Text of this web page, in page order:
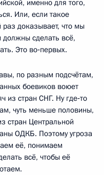
именно для того,
Или, если такое
раз доказывает, что мы
сделать всё,
Это во‑первых.
по разным подсчётам,
боевиков воюет
из стран СНГ. Ну где‑то
чуть меньше половины,
стран Центральной
ОДКБ. Поэтому угроза
её, понимаем
всё, чтобы её